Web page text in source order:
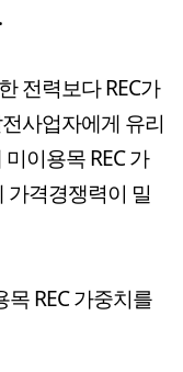
전력보다 REC가
사업자에게 유리
이용목 REC 가
가격경쟁력이 밀
REC 가중치를